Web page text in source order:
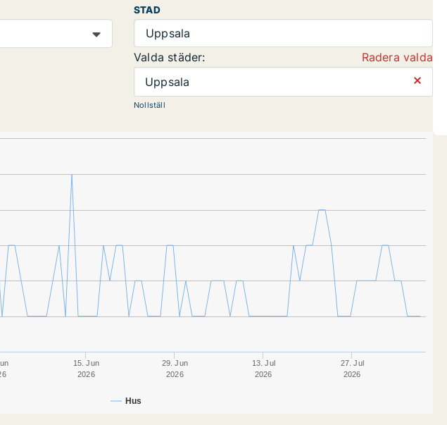
STAD
Uppsala
Valda städer:
Radera valda
Uppsala
⨯
Nollställ
Hus
15. Jun
2026
29. Jun
2026
13. Jul
2026
27. Jul
2026